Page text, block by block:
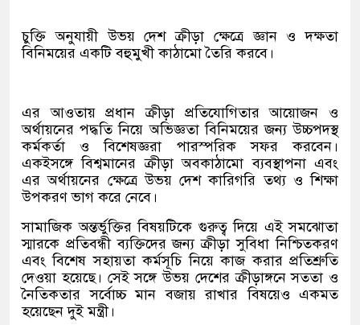
চুক্তি অনুযায়ী উভয় দেশ ক্রীড়া ক্ষেত্রে জ্ঞান ও দক্ষতা
বিনিময়ের একটি বহুমুখী কাঠামো তৈরি করবে।
এর আওতায় প্রধান ক্রীড়া প্রতিযোগিতার আয়োজন ও
অর্থায়নের পদ্ধতি নিয়ে অভিজ্ঞতা বিনিময়ের জন্য উচ্চপদস্থ
কর্মকর্তা ও বিশেষজ্ঞরা পারস্পরিক সফর করবেন।
একইসঙ্গে বিশ্বমানের ক্রীড়া অবকাঠামো ব্যবস্থাপনা এবং
এর অর্থায়নের ক্ষেত্রে উভয় দেশ কারিগরি তথ্য ও শিক্ষা
উপকরণ ভাগ করে নেবে।
সামাজিক অন্তর্ভুক্তির বিষয়টিকে গুরুত্ব দিয়ে এই সমঝোতা
স্মারকে প্রতিবন্ধী ব্যক্তিদের জন্য ক্রীড়া সুবিধা নিশ্চিতকরণ
এবং বিশেষ সহায়তা কর্মসূচি নিয়ে কাজ করার প্রতিশ্রুতি
দেওয়া হয়েছে। সেই সঙ্গে উভয় দেশের ক্রীড়াঙ্গনে সততা ও
নৈতিকতার সর্বোচ্চ মান বজায় রাখার বিষয়েও একমত
হয়েছেন দুই মন্ত্রী।